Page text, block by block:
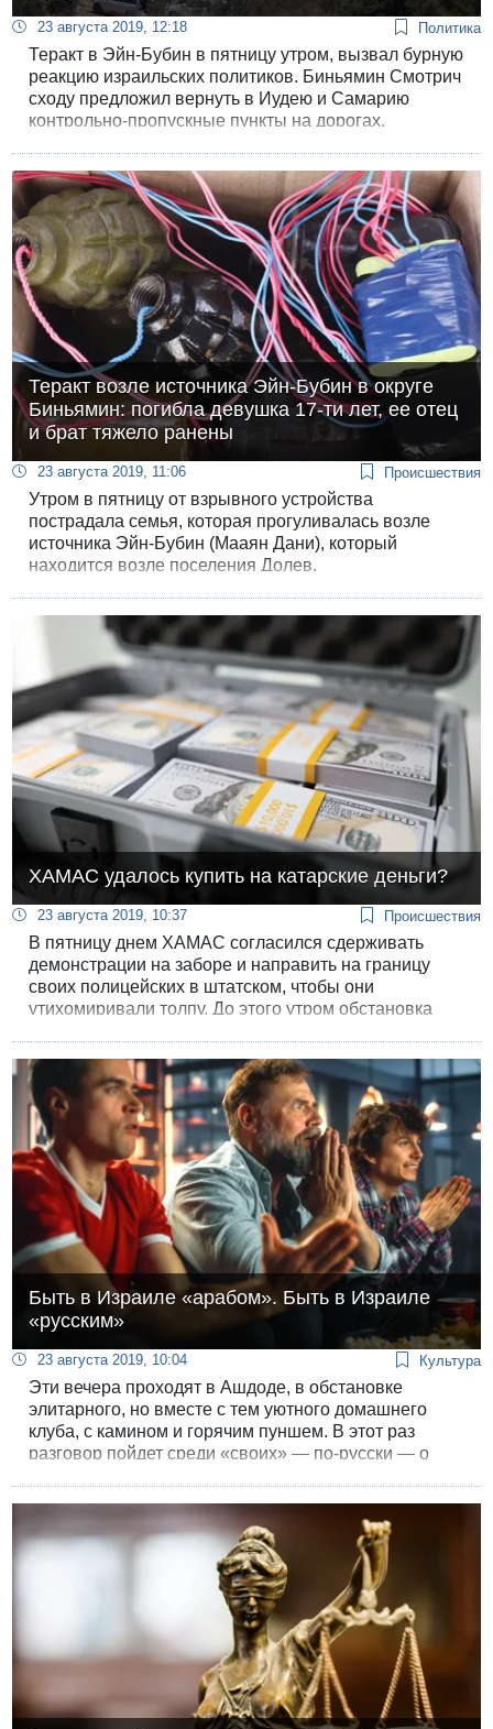
23 августа 2019, 12:18 Политика
Теракт в Эйн-Бубин в пятницу утром, вызвал бурную
реакцию израильских политиков. Биньямин Смотрич
сходу предложил вернуть в Иудею и Самарию
контрольно-пропускные пункты на дорогах.
Теракт возле источника Эйн-Бубин в округе
Биньямин: погибла девушка 17-ти лет, ее отец
и брат тяжело ранены
23 августа 2019, 11:06 Происшествия
Утром в пятницу от взрывного устройства
пострадала семья, которая прогуливалась возле
источника Эйн-Бубин (Мааян Дани), который
находится возле поселения Долев.
ХАМАС удалось купить на катарские деньги?
23 августа 2019, 10:37 Происшествия
В пятницу днем ХАМАС согласился сдерживать
демонстрации на заборе и направить на границу
своих полицейских в штатском, чтобы они
утихомиривали толпу. До этого утром обстановка
Быть в Израиле «арабом». Быть в Израиле
«русским»
23 августа 2019, 10:04 Культура
Эти вечера проходят в Ашдоде, в обстановке
элитарного, но вместе с тем уютного домашнего
клуба, с камином и горячим пуншем. В этот раз
разговор пойдет среди «своих» — по-русски — о